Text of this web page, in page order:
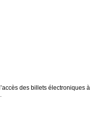
des billets électroniques à